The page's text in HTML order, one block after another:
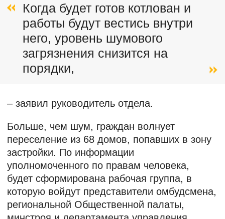
Когда будет готов котлован и
работы будут вестись внутри
него, уровень шумового
загрязнения снизится на
порядки,
– заявил руководитель отдела.
Больше, чем шум, граждан волнует
переселение из 68 домов, попавших в зону
застройки. По информации
уполномоченного по правам человека,
будет сформирована рабочая группа, в
которую войдут представители омбудсмена,
региональной Общественной палаты,